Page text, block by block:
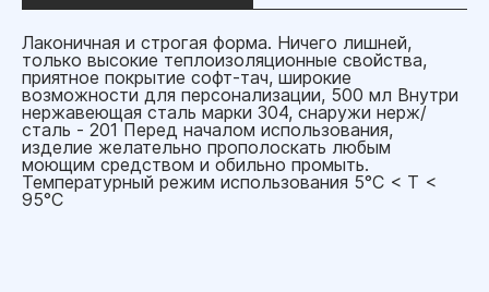
Лаконичная и строгая форма. Ничего лишней,
только высокие теплоизоляционные свойства,
приятное покрытие софт-тач, широкие
возможности для персонализации, 500 мл Внутри
нержавеющая сталь марки 304, снаружи нерж/
сталь - 201 Перед началом использования,
изделие желательно прополоскать любым
моющим средством и обильно промыть.
Температурный режим использования 5°C < Т <
95°C